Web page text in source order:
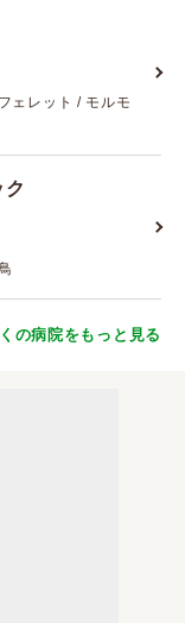
ェレット / モルモ
の病院をもっと見る